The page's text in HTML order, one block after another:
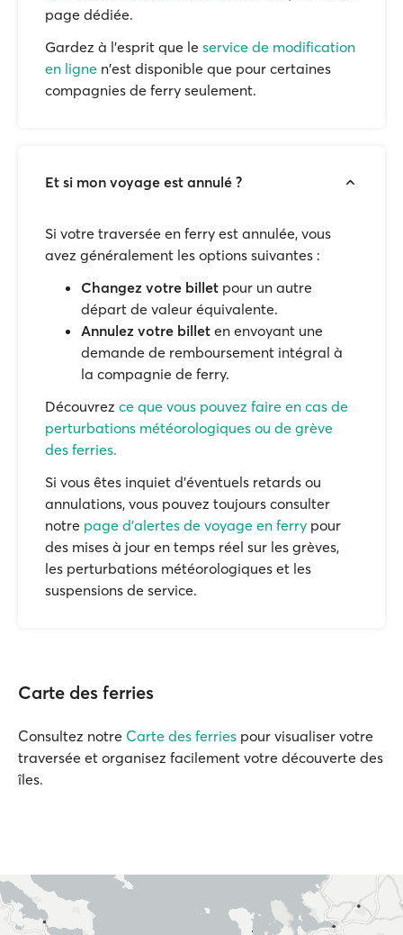
page dédiée.
Gardez à l'esprit que le service de modification
en ligne n'est disponible que pour certaines
compagnies de ferry seulement.
Et si mon voyage est annulé ?
Si votre traversée en ferry est annulée, vous
avez généralement les options suivantes :
Changez votre billet pour un autre
départ de valeur équivalente.
Annulez votre billet en envoyant une
demande de remboursement intégral à
la compagnie de ferry.
Découvrez ce que vous pouvez faire en cas de
perturbations météorologiques ou de grève
des ferries.
Si vous êtes inquiet d'éventuels retards ou
annulations, vous pouvez toujours consulter
notre page d'alertes de voyage en ferry pour
des mises à jour en temps réel sur les grèves,
les perturbations météorologiques et les
suspensions de service.
Carte des ferries
Consultez notre Carte des ferries pour visualiser votre
traversée et organisez facilement votre découverte des
îles.